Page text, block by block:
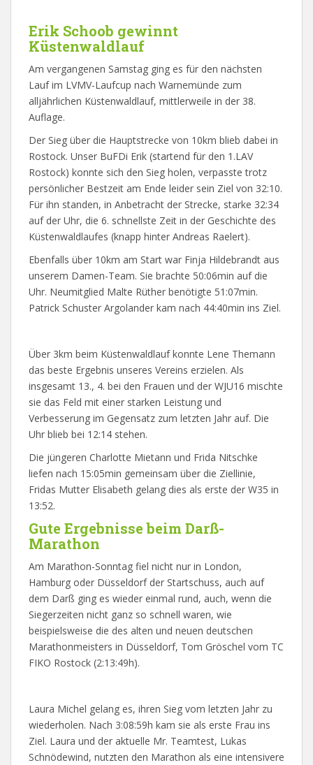
Erik Schoob gewinnt
Küstenwaldlauf
Am vergangenen Samstag ging es für den nächsten
Lauf im LVMV-Laufcup nach Warnemünde zum
alljährlichen Küstenwaldlauf, mittlerweile in der 38.
Auflage.
Der Sieg über die Hauptstrecke von 10km blieb dabei in
Rostock. Unser BuFDi Erik (startend für den 1.LAV
Rostock) konnte sich den Sieg holen, verpasste trotz
persönlicher Bestzeit am Ende leider sein Ziel von 32:10.
Für ihn standen, in Anbetracht der Strecke, starke 32:34
auf der Uhr, die 6. schnellste Zeit in der Geschichte des
Küstenwaldlaufes (knapp hinter Andreas Raelert).
Ebenfalls über 10km am Start war Finja Hildebrandt aus
unserem Damen-Team. Sie brachte 50:06min auf die
Uhr. Neumitglied Malte Rüther benötigte 51:07min.
Patrick Schuster Argolander kam nach 44:40min ins Ziel.
Über 3km beim Küstenwaldlauf konnte Lene Themann
das beste Ergebnis unseres Vereins erzielen. Als
insgesamt 13., 4. bei den Frauen und der WJU16 mischte
sie das Feld mit einer starken Leistung und
Verbesserung im Gegensatz zum letzten Jahr auf. Die
Uhr blieb bei 12:14 stehen.
Die jüngeren Charlotte Mietann und Frida Nitschke
liefen nach 15:05min gemeinsam über die Ziellinie,
Fridas Mutter Elisabeth gelang dies als erste der W35 in
13:52.
Gute Ergebnisse beim Darß-
Marathon
Am Marathon-Sonntag fiel nicht nur in London,
Hamburg oder Düsseldorf der Startschuss, auch auf
dem Darß ging es wieder einmal rund, auch, wenn die
Siegerzeiten nicht ganz so schnell waren, wie
beispielsweise die des alten und neuen deutschen
Marathonmeisters in Düsseldorf, Tom Gröschel vom TC
FIKO Rostock (2:13:49h).
Laura Michel gelang es, ihren Sieg vom letzten Jahr zu
wiederholen. Nach 3:08:59h kam sie als erste Frau ins
Ziel. Laura und der aktuelle Mr. Teamtest, Lukas
Schnödewind, nutzten den Marathon als eine intensivere